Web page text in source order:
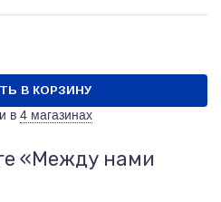
В КОРЗИНУ
в 4 магазинах
«Между нами